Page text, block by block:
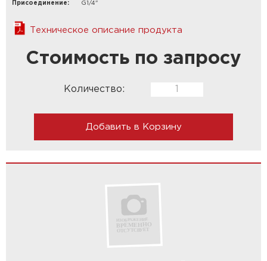
Присоединение:
G1/4"
Техническое описание продукта
Стоимость по запросу
Количество:
Добавить в Корзину